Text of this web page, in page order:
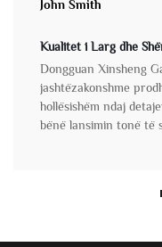
John Smith
Kualitet i Larg dhe
Dongguan Xinsheng
jashtëzakonshme
hollësishëm ndaj
bënë lansimin tonë të